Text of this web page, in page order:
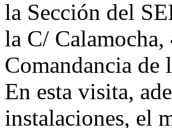
la Sección del
la C/ Calamocha,
Comandancia
En esta visita,
instalaciones, el